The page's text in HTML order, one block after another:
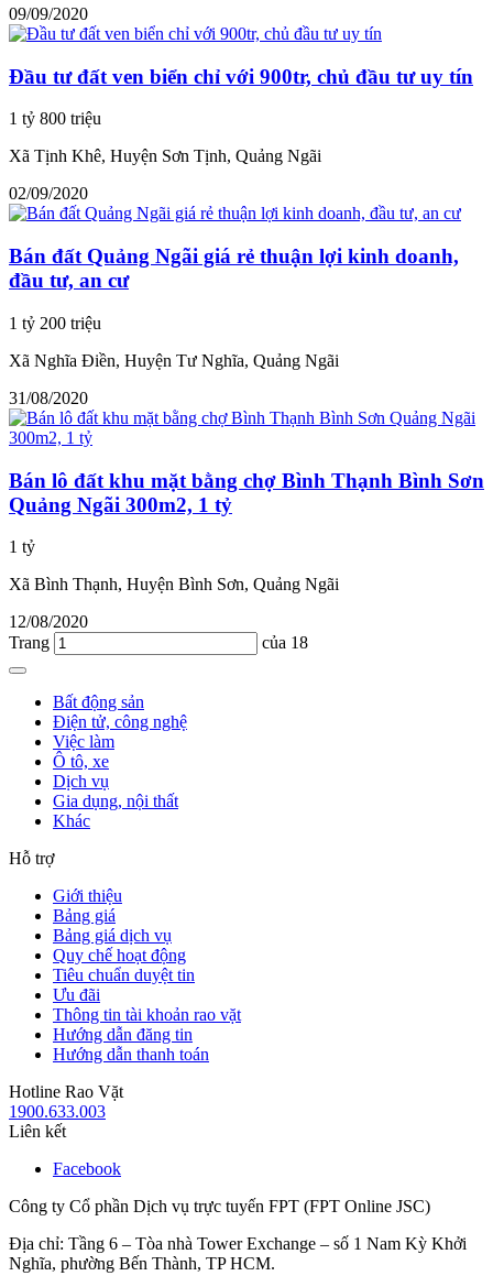
09/09/2020
Đầu tư đất ven biển chỉ với 900tr, chủ đầu tư uy tín
1 tỷ 800 triệu
Xã Tịnh Khê, Huyện Sơn Tịnh, Quảng Ngãi
02/09/2020
Bán đất Quảng Ngãi giá rẻ thuận lợi kinh doanh,
đầu tư, an cư
1 tỷ 200 triệu
Xã Nghĩa Điền, Huyện Tư Nghĩa, Quảng Ngãi
31/08/2020
Bán lô đất khu mặt bằng chợ Bình Thạnh Bình Sơn
Quảng Ngãi 300m2, 1 tỷ
1 tỷ
Xã Bình Thạnh, Huyện Bình Sơn, Quảng Ngãi
12/08/2020
Trang
của 18
Bất động sản
Điện tử, công nghệ
Việc làm
Ô tô, xe
Dịch vụ
Gia dụng, nội thất
Khác
Hỗ trợ
Giới thiệu
Bảng giá
Bảng giá dịch vụ
Quy chế hoạt động
Tiêu chuẩn duyệt tin
Ưu đãi
Thông tin tài khoản rao vặt
Hướng dẫn đăng tin
Hướng dẫn thanh toán
Hotline Rao Vặt
1900.633.003
Liên kết
Facebook
Công ty Cổ phần Dịch vụ trực tuyến FPT (FPT Online JSC)
Địa chỉ: Tầng 6 – Tòa nhà Tower Exchange – số 1 Nam Kỳ Khởi
Nghĩa, phường Bến Thành, TP HCM.